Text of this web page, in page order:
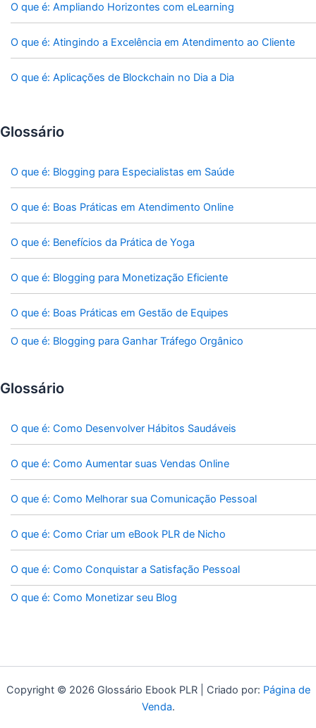
O que é: Ampliando Horizontes com eLearning
O que é: Atingindo a Excelência em Atendimento ao Cliente
O que é: Aplicações de Blockchain no Dia a Dia
Glossário
O que é: Blogging para Especialistas em Saúde
O que é: Boas Práticas em Atendimento Online
O que é: Benefícios da Prática de Yoga
O que é: Blogging para Monetização Eficiente
O que é: Boas Práticas em Gestão de Equipes
O que é: Blogging para Ganhar Tráfego Orgânico
Glossário
O que é: Como Desenvolver Hábitos Saudáveis
O que é: Como Aumentar suas Vendas Online
O que é: Como Melhorar sua Comunicação Pessoal
O que é: Como Criar um eBook PLR de Nicho
O que é: Como Conquistar a Satisfação Pessoal
O que é: Como Monetizar seu Blog
Copyright © 2026 Glossário Ebook PLR | Criado por: Página de
Venda.